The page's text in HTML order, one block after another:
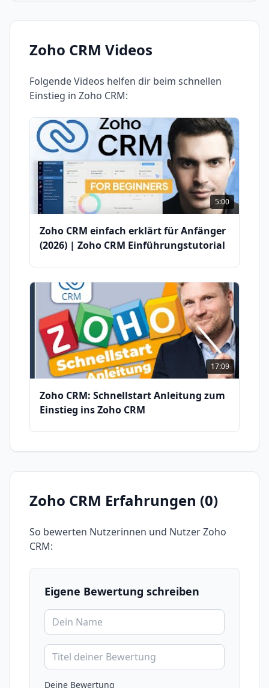
Zoho CRM Videos
Folgende Videos helfen dir beim schnellen
Einstieg in Zoho CRM:
5:00
Zoho CRM einfach erklärt für Anfänger
(2026) | Zoho CRM Einführungstutorial
17:09
Zoho CRM: Schnellstart Anleitung zum
Einstieg ins Zoho CRM
Zoho CRM Erfahrungen (0)
So bewerten Nutzerinnen und NutzerZoho
CRM:
Eigene Bewertung schreiben
Deine Bewertung